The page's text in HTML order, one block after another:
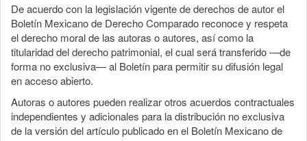
De acuerdo con la legislación vigente de derechos de autor el
Boletín Mexicano de Derecho Comparado reconoce y respeta
el derecho moral de las autoras o autores, así como la
titularidad del derecho patrimonial, el cual será transferido —de
forma no exclusiva— al Boletín para permitir su difusión legal
en acceso abierto.
Autoras o autores pueden realizar otros acuerdos contractuales
independientes y adicionales para la distribución no exclusiva
de la versión del artículo publicado en el Boletín Mexicano de